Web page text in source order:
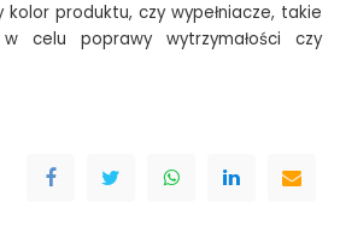
produktu, czy wypełniacze, takie
celu poprawy wytrzymałości czy